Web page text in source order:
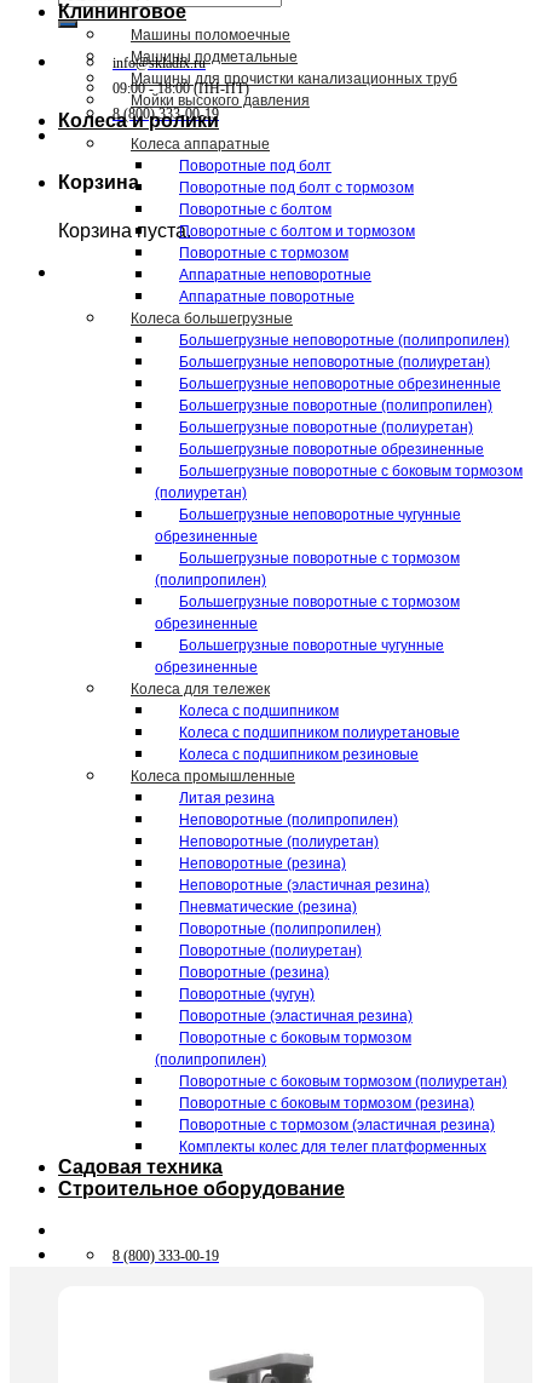
info@skladix.ru
09:00 - 18:00 (ПН-ПТ)
8 (800) 333-00-19
Корзина
Корзина пуста.
Клининговое
Машины поломоечные
Машины подметальные
Машины для прочистки канализационных труб
Мойки высокого давления
Колеса и ролики
Колеса аппаратные
Поворотные под болт
Поворотные под болт с тормозом
Поворотные с болтом
Поворотные с болтом и тормозом
Поворотные с тормозом
Аппаратные неповоротные
Аппаратные поворотные
Колеса большегрузные
Большегрузные неповоротные (полипропилен)
Большегрузные неповоротные (полиуретан)
Большегрузные неповоротные обрезиненные
Большегрузные поворотные (полипропилен)
Большегрузные поворотные (полиуретан)
Большегрузные поворотные обрезиненные
Большегрузные поворотные с боковым тормозом
(полиуретан)
Большегрузные неповоротные чугунные
обрезиненные
Большегрузные поворотные с тормозом
(полипропилен)
Большегрузные поворотные с тормозом
обрезиненные
Большегрузные поворотные чугунные
обрезиненные
Колеса для тележек
Колеса с подшипником
Колеса с подшипником полиуретановые
Колеса с подшипником резиновые
Колеса промышленные
Литая резина
Неповоротные (полипропилен)
Неповоротные (полиуретан)
Неповоротные (резина)
Неповоротные (эластичная резина)
Пневматические (резина)
Поворотные (полипропилен)
Поворотные (полиуретан)
Поворотные (резина)
Поворотные (чугун)
Поворотные (эластичная резина)
Поворотные c боковым тормозом
(полипропилен)
Поворотные c боковым тормозом (полиуретан)
Поворотные c боковым тормозом (резина)
Поворотные c тормозом (эластичная резина)
Комплекты колес для телег платформенных
Садовая техника
Строительное оборудование
8 (800) 333-00-19